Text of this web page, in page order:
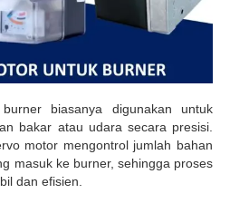
biasanya digunakan untuk
bakar atau udara secara presisi.
motor mengontrol jumlah bahan
masuk ke burner, sehingga proses
dan efisien.